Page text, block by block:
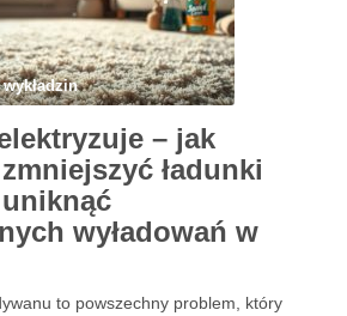
– jak
ładunki
wyładowań w
to powszechny problem, który